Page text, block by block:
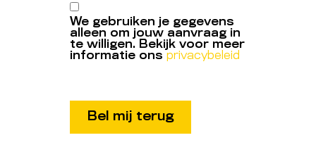
We gebruiken je gegevens
alleen om jouw aanvraag in
te willigen. Bekijk voor meer
informatie ons privacybeleid